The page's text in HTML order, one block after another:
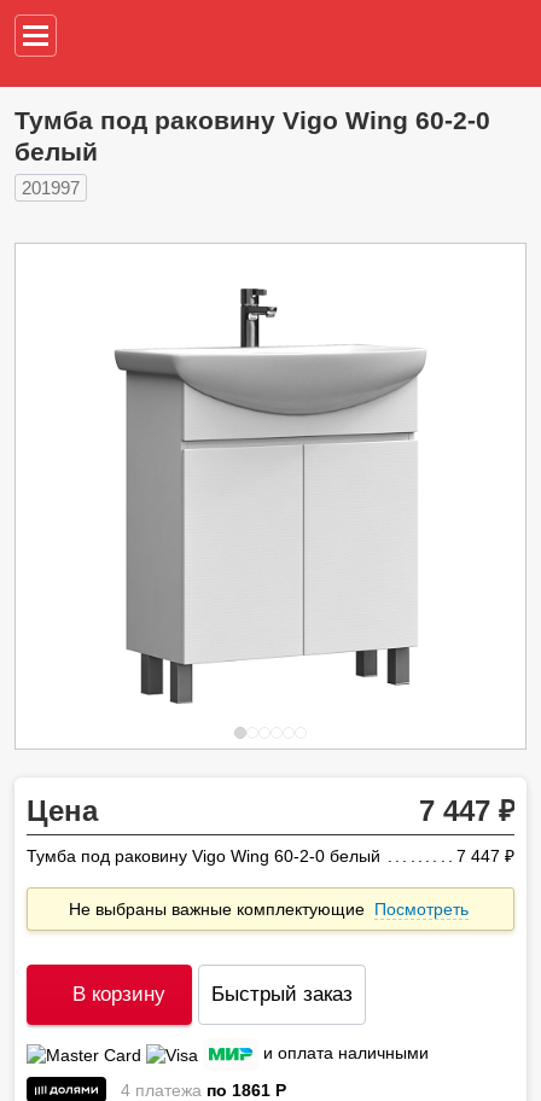
Тумба под раковину Vigo Wing 60-2-0
белый
201997
Цена 7 447
Тумба под раковину Vigo Wing 60-2-0 белый 7 447
Не выбраны важные комплектующие Посмотреть
В корзину Быстрый заказ
и оплата наличными
4 платежа по 1861 P